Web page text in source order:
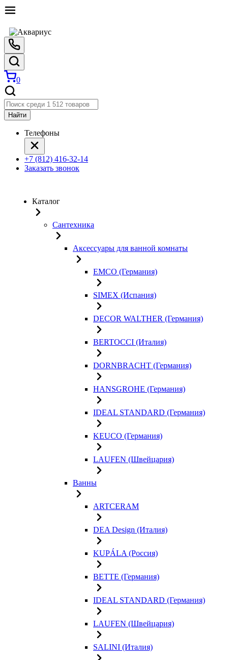
0
Найти
Телефоны
+7 (812) 416-32-14
Заказать звонок
Каталог
Сантехника
Аксессуары для ванной комнаты
EMCO (Германия)
SIMEX (Испания)
DECOR WALTHER (Германия)
BERTOCCI (Италия)
DORNBRACHT (Германия)
HANSGROHE (Германия)
IDEAL STANDARD (Германия)
KEUCO (Германия)
LAUFEN (Швейцария)
Ванны
ARTCERAM
DEA Design (Италия)
KUPÁLA (Россия)
BETTE (Германия)
IDEAL STANDARD (Германия)
LAUFEN (Швейцария)
SALINI (Италия)